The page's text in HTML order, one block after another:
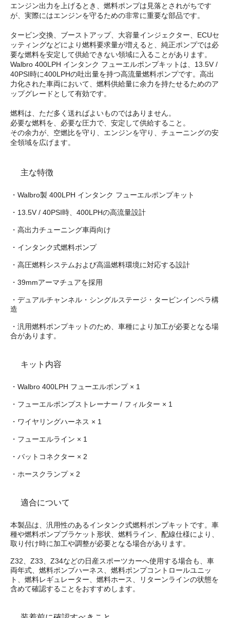
エンジン出力を上げるとき、燃料ポンプは見落とされがちです
が、実際にはエンジンを守るための非常に重要な部品です。
タービン交換、ブーストアップ、大容量インジェクター、ECUセ
ッティングなどにより燃料要求量が増えると、純正ポンプでは必
要な燃料を安定して供給できない領域に入ることがあります。
Walbro 400LPH インタンク フューエルポンプキットは、13.5V /
40PSI時に400LPHの吐出量を持つ高流量燃料ポンプです。高出
力化された車両において、燃料供給量に余力を持たせるためのア
ップグレードとして有効です。
燃料は、ただ多く送ればよいものではありません。
必要な燃料を、必要な圧力で、安定して供給すること。
その余力が、空燃比を守り、エンジンを守り、チューニングの安
全領域を広げます。
主な特徴
・Walbro製 400LPH インタンク フューエルポンプキット
・13.5V / 40PSI時、400LPHの高流量設計
・高出力チューニング車両向け
・インタンク式燃料ポンプ
・高圧燃料システムおよび高温燃料環境に対応する設計
・39mmアーマチュアを採用
・デュアルチャンネル・シングルステージ・タービンインペラ構
造
・汎用燃料ポンプキットのため、車種により加工が必要となる場
合があります。
キット内容
・Walbro 400LPH フューエルポンプ × 1
・フューエルポンプストレーナー / フィルター × 1
・ワイヤリングハーネス × 1
・フューエルライン × 1
・バットコネクター × 2
・ホースクランプ × 2
適合について
本製品は、汎用性のあるインタンク式燃料ポンプキットです。車
種や燃料ポンプブラケット形状、燃料ライン、配線仕様により、
取り付け時に加工や調整が必要となる場合があります。
Z32、Z33、Z34などの日産スポーツカーへ使用する場合も、車
両年式、燃料ポンプハーネス、燃料ポンプコントロールユニッ
ト、燃料レギュレーター、燃料ホース、リターンラインの状態を
含めて確認することをおすすめします。